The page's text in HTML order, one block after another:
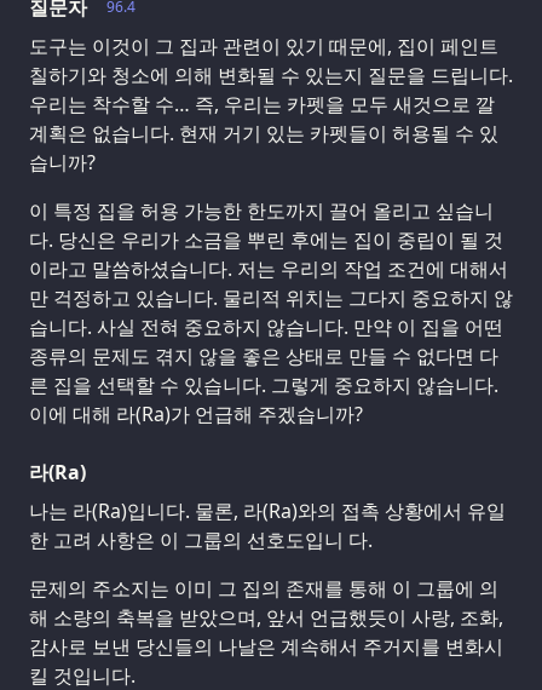
96.4
질문자
도구는 이것이 그 집과 관련이 있기 때문에, 집이 페인트
칠하기와 청소에 의해 변화될 수 있는지 질문을 드립니다.
우리는 착수할 수… 즉, 우리는 카펫을 모두 새것으로 깔
계획은 없습니다. 현재 거기 있는 카펫들이 허용될 수 있
습니까?
이 특정 집을 허용 가능한 한도까지 끌어 올리고 싶습니
다. 당신은 우리가 소금을 뿌린 후에는 집이 중립이 될 것
이라고 말씀하셨습니다. 저는 우리의 작업 조건에 대해서
만 걱정하고 있습니다. 물리적 위치는 그다지 중요하지 않
습니다. 사실 전혀 중요하지 않습니다. 만약 이 집을 어떤
종류의 문제도 겪지 않을 좋은 상태로 만들 수 없다면 다
른 집을 선택할 수 있습니다. 그렇게 중요하지 않습니다.
이에 대해 라(Ra)가 언급해 주겠습니까?
라(Ra)
나는 라(Ra)입니다. 물론, 라(Ra)와의 접촉 상황에서 유일
한 고려 사항은 이 그룹의 선호도입니 다.
문제의 주소지는 이미 그 집의 존재를 통해 이 그룹에 의
해 소량의 축복을 받았으며, 앞서 언급했듯이 사랑, 조화,
감사로 보낸 당신들의 나날은 계속해서 주거지를 변화시
킬 것입니다.